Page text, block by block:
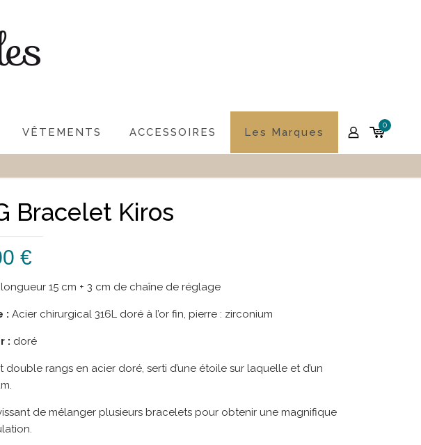
VÊTEMENTS ACCESSOIRES Les Marques
0
Bracelet Kiros
€
longueur 15 cm + 3 cm de chaîne de réglage
: Acier chirurgical 316L doré à l’or fin, pierre : zirconium
: doré
double rangs en acier doré, serti d’une étoile sur laquelle et d’un
de mélanger plusieurs bracelets pour obtenir une magnifique